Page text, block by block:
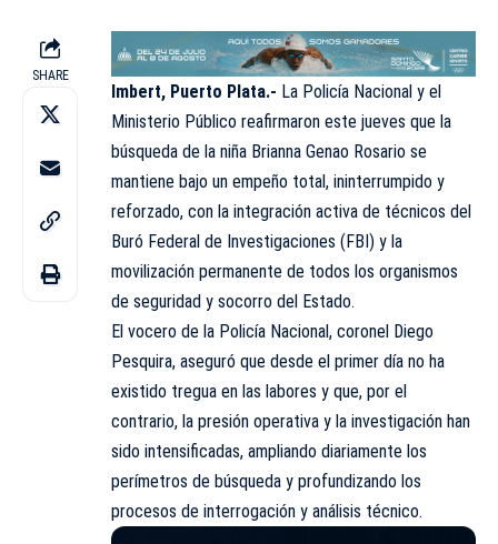
SHARE
Imbert, Puerto Plata.- La Policía Nacional y el
Ministerio Público reafirmaron este jueves que la
búsqueda de la niña Brianna Genao Rosario se
mantiene bajo un empeño total, ininterrumpido y
reforzado, con la integración activa de técnicos del
Buró Federal de Investigaciones (FBI) y la
movilización permanente de todos los organismos
de seguridad y socorro del Estado.
El vocero de la Policía Nacional, coronel Diego
Pesquira, aseguró que desde el primer día no ha
existido tregua en las labores y que, por el
contrario, la presión operativa y la investigación han
sido intensificadas, ampliando diariamente los
perímetros de búsqueda y profundizando los
procesos de interrogación y análisis técnico.